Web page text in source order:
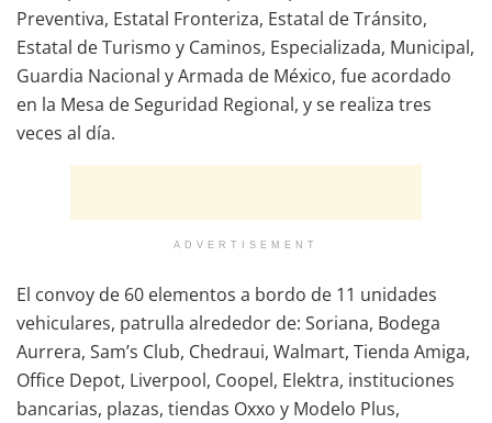
Preventiva, Estatal Fronteriza, Estatal de Tránsito,
Estatal de Turismo y Caminos, Especializada, Municipal,
Guardia Nacional y Armada de México, fue acordado
en la Mesa de Seguridad Regional, y se realiza tres
veces al día.
ADVERTISEMENT
El convoy de 60 elementos a bordo de 11 unidades
vehiculares, patrulla alrededor de: Soriana, Bodega
Aurrera, Sam’s Club, Chedraui, Walmart, Tienda Amiga,
Office Depot, Liverpool, Coopel, Elektra, instituciones
bancarias, plazas, tiendas Oxxo y Modelo Plus,